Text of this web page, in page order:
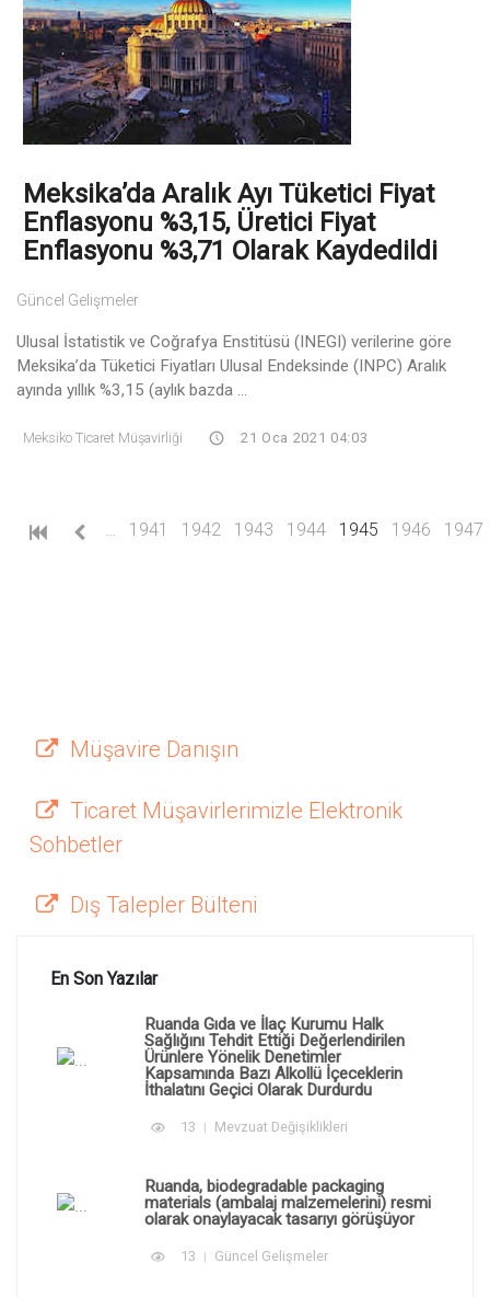
Meksika’da Aralık Ayı Tüketici Fiyat
Enflasyonu %3,15, Üretici Fiyat
Enflasyonu %3,71 Olarak Kaydedildi
Güncel Gelişmeler
Ulusal İstatistik ve Coğrafya Enstitüsü (INEGI) verilerine göre
Meksika’da Tüketici Fiyatları Ulusal Endeksinde (INPC) Aralık
ayında yıllık %3,15 (aylık bazda ...
Meksiko Ticaret Müşavirliği 21 Oca 2021 04:03
1941 1942 1943 1944 1945 (current)
1946 1947
Müşavire Danışın
Ticaret Müşavirlerimizle Elektronik
Sohbetler
Dış Talepler Bülteni
En Son Yazılar
Ruanda Gıda ve İlaç Kurumu Halk
Sağlığını Tehdit Ettiği Değerlendirilen
Ürünlere Yönelik Denetimler
Kapsamında Bazı Alkollü İçeceklerin
İthalatını Geçici Olarak Durdurdu
13 Mevzuat Değişiklikleri
Ruanda, biodegradable packaging
materials (ambalaj malzemelerini) resmi
olarak onaylayacak tasarıyı görüşüyor
13 Güncel Gelişmeler